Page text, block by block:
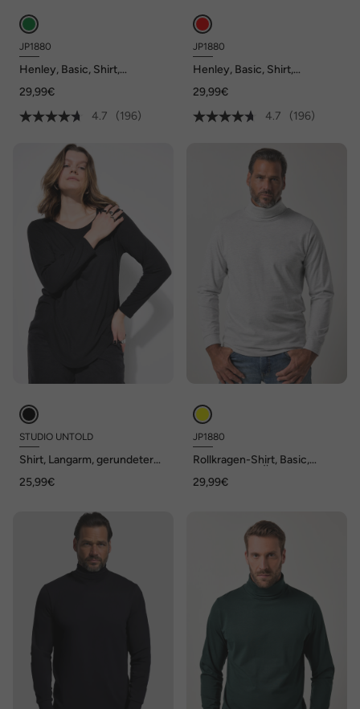
JP1880
Henley, Basic, Shirt,
29,99€
4.7
(196)
JP1880
Henley, Basic, Shirt,
29,99€
4.7
(196)
STUDIO UNTOLD
Shirt, Langarm, gerundeter
25,99€
JP1880
Rollkragen-Shirt, Basic,
29,99€